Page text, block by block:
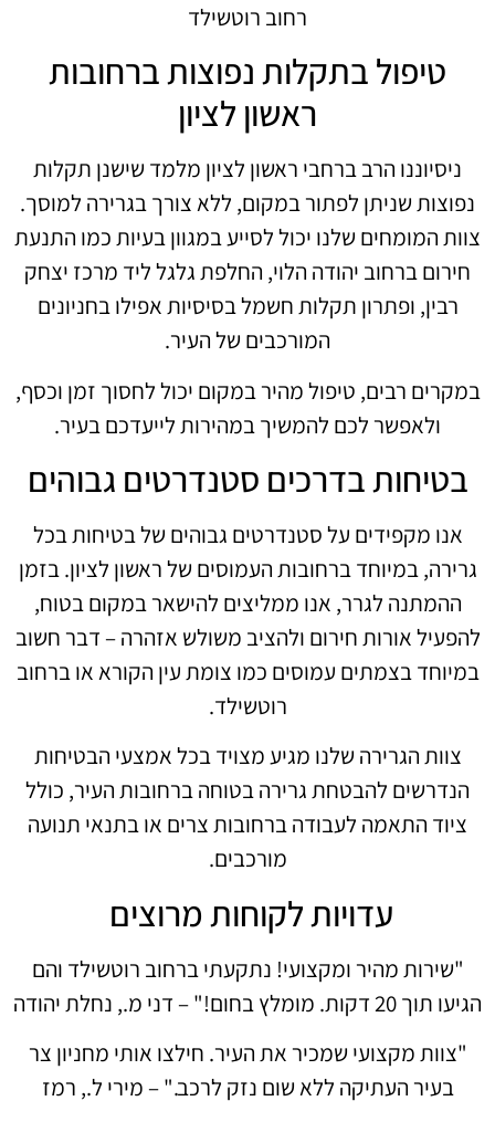
רחוב רוטשילד
טיפול בתקלות נפוצות ברחובות
ראשון לציון
ניסיוננו הרב ברחבי ראשון לציון מלמד שישנן תקלות
נפוצות שניתן לפתור במקום, ללא צורך בגרירה למוסך.
צוות המומחים שלנו יכול לסייע במגוון בעיות כמו התנעת
חירום ברחוב יהודה הלוי, החלפת גלגל ליד מרכז יצחק
רבין, ופתרון תקלות חשמל בסיסיות אפילו בחניונים
המורכבים של העיר.
במקרים רבים, טיפול מהיר במקום יכול לחסוך זמן וכסף,
ולאפשר לכם להמשיך במהירות לייעדכם בעיר.
בטיחות בדרכים סטנדרטים גבוהים
אנו מקפידים על סטנדרטים גבוהים של בטיחות בכל
גרירה, במיוחד ברחובות העמוסים של ראשון לציון. בזמן
ההמתנה לגרר, אנו ממליצים להישאר במקום בטוח,
להפעיל אורות חירום ולהציב משולש אזהרה – דבר חשוב
במיוחד בצמתים עמוסים כמו צומת עין הקורא או ברחוב
רוטשילד.
צוות הגרירה שלנו מגיע מצויד בכל אמצעי הבטיחות
הנדרשים להבטחת גרירה בטוחה ברחובות העיר, כולל
ציוד התאמה לעבודה ברחובות צרים או בתנאי תנועה
מורכבים.
עדויות לקוחות מרוצים
"שירות מהיר ומקצועי! נתקעתי ברחוב רוטשילד והם
הגיעו תוך 20 דקות. מומלץ בחום!" – דני מ., נחלת יהודה
"צוות מקצועי שמכיר את העיר. חילצו אותי מחניון צר
בעיר העתיקה ללא שום נזק לרכב." – מירי ל., רמז